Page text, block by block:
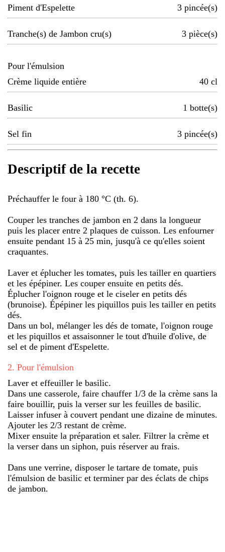
Piment d'Espelette 3 pincée(s)
Tranche(s) de Jambon cru(s) 3 pièce(s)
Pour l'émulsion
Crème liquide entière
40 cl
Basilic 1 botte(s)
Sel fin 3 pincée(s)
Descriptif de la recette
Préchauffer le four à 180 °C (th. 6).
Couper les tranches de jambon en 2 dans la longueur
puis les placer entre 2 plaques de cuisson. Les enfourner
ensuite pendant 15 à 25 min, jusqu'à ce qu'elles soient
craquantes.
Laver et éplucher les tomates, puis les tailler en quartiers
et les épépiner. Les couper ensuite en petits dés.
Éplucher l'oignon rouge et le ciseler en petits dés
(brunoise). Épépiner les piquillos puis les tailler en petits
dés.
Dans un bol, mélanger les dés de tomate, l'oignon rouge
et les piquillos et assaisonner le tout d'huile d'olive, de
sel et de piment d'Espelette.
2. Pour l'émulsion
Laver et effeuiller le basilic.
Dans une casserole, faire chauffer 1/3 de la crème sans la
faire bouillir, puis la verser sur les feuilles de basilic.
Laisser infuser à couvert pendant une dizaine de minutes.
Ajouter les 2/3 restant de crème.
Mixer ensuite la préparation et saler. Filtrer la crème et
la verser dans un siphon, puis réserver au frais.
Dans une verrine, disposer le tartare de tomate, puis
l'émulsion de basilic et terminer par des éclats de chips
de jambon.